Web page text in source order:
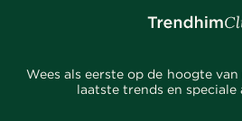
Wees als eerste op de hoogte
laatste trends en speciale